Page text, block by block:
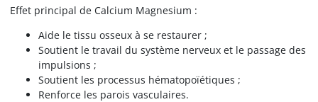
Effet principal de Calcium Magnesium :
Aide le tissu osseux à se restaurer ;
Soutient le travail du système nerveux et le passage des
impulsions ;
Soutient les processus hématopoïétiques ;
Renforce les parois vasculaires.